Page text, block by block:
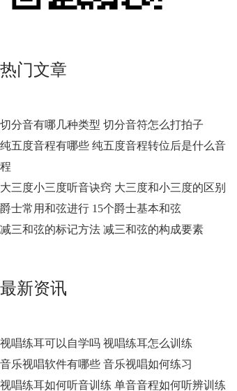
热门文章
切分音有哪几种类型 切分音符怎么打拍子
纯五度音程有哪些 纯五度音程转位后是什么音
程
大三度小三度听音诀窍 大三度和小三度的区别
爵士常用和弦进行 15个爵士基本和弦
减三和弦的标记方法 减三和弦的构成要素
最新资讯
视唱练耳可以自学吗 视唱练耳怎么训练
音乐视唱软件有哪些 音乐视唱如何练习
视唱练耳如何听音训练 单音音程如何听辨训练